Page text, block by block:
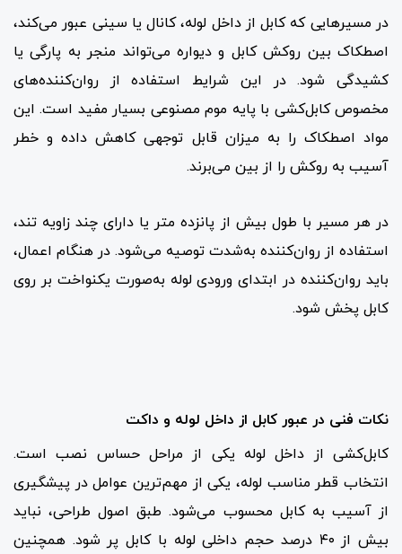
در مسیرهایی که کابل از داخل لوله، کانال یا سینی عبور می‌کند،
اصطکاک بین روکش کابل و دیواره می‌تواند منجر به پارگی یا
کشیدگی شود. در این شرایط استفاده از روان‌کننده‌های
مخصوص کابل‌کشی با پایه موم مصنوعی بسیار مفید است. این
مواد اصطکاک را به میزان قابل توجهی کاهش داده و خطر
آسیب به روکش را از بین می‌برند.
در هر مسیر با طول بیش از پانزده متر یا دارای چند زاویه تند،
استفاده از روان‌کننده به‌شدت توصیه می‌شود. در هنگام اعمال،
باید روان‌کننده در ابتدای ورودی لوله به‌صورت یکنواخت بر روی
کابل پخش شود.
نکات فنی در عبور کابل از داخل لوله و داکت
کابل‌کشی از داخل لوله یکی از مراحل حساس نصب است.
انتخاب قطر مناسب لوله، یکی از مهم‌ترین عوامل در پیشگیری
از آسیب به کابل محسوب می‌شود. طبق اصول طراحی، نباید
بیش از ۴۰ درصد حجم داخلی لوله با کابل پر شود. همچنین